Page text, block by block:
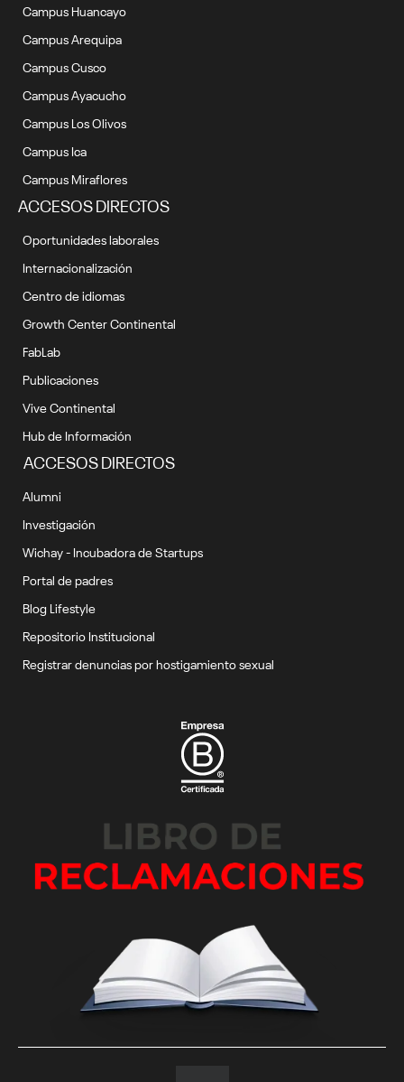
Campus Huancayo
Campus Arequipa
Campus Cusco
Campus Ayacucho
Campus Los Olivos
Campus Ica
Campus Miraflores
ACCESOS DIRECTOS
Oportunidades laborales
Internacionalización
Centro de idiomas
Growth Center Continental
FabLab
Publicaciones
Vive Continental
Hub de Información
ACCESOS DIRECTOS
Alumni
Investigación
Wichay - Incubadora de Startups
Portal de padres
Blog Lifestyle
Repositorio Institucional
Registrar denuncias por hostigamiento sexual